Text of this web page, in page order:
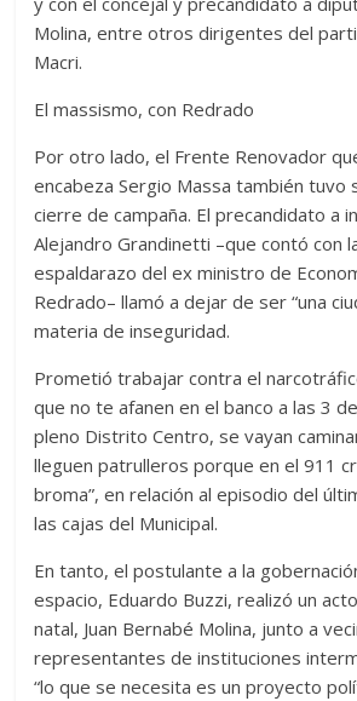
Molina, entre otros dirigentes del
Macri.
El massismo, con Redrado
Por otro lado, el Frente Renovador
encabeza Sergio Massa también tuvo
cierre de campaña. El precandidato a
Alejandro Grandinetti –que contó con
espaldarazo del ex ministro de
Redrado– llamó a dejar de ser “una
materia de inseguridad.
Prometió trabajar contra el
que no te afanen en el banco a las 3
pleno Distrito Centro, se vayan
lleguen patrulleros porque en el 911
broma”, en relación al episodio del
las cajas del Municipal.
En tanto, el postulante a la
espacio, Eduardo Buzzi, realizó un
natal, Juan Bernabé Molina, junto a
representantes de instituciones
“lo que se necesita es un proyecto